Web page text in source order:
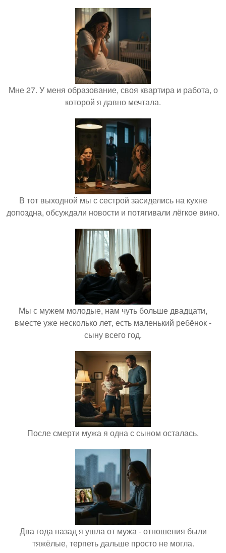
Мне 27. У меня образование, своя квартира и работа, о
которой я давно мечтала.
В тот выходной мы с сестрой засиделись на кухне
допоздна, обсуждали новости и потягивали лёгкое вино.
Мы с мужем молодые, нам чуть больше двадцати,
вместе уже несколько лет, есть маленький ребёнок -
сыну всего год.
После смерти мужа я одна с сыном осталась.
Два года назад я ушла от мужа - отношения были
тяжёлые, терпеть дальше просто не могла.